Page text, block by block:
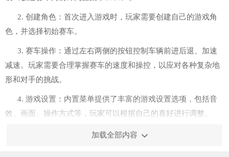
2. 创建角色：首次进入游戏时，玩家需要创建自己的游戏角
色，并选择初始赛车。
3. 赛车操作：通过左右两侧的按钮控制车辆前进后退、加速
减速。玩家需要合理掌握赛车的速度和操控，以应对各种复杂地
形和对手的挑战。
4. 游戏设置：内置菜单提供了丰富的游戏设置选项，包括音
效、画面、操作方式等，玩家可以根据自己的喜好进行调整。
加载全部内容